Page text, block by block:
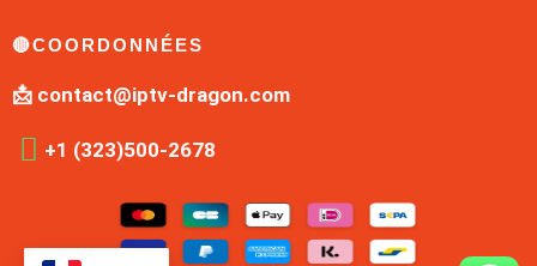
🔴COORDONNÉES
📩 contact@iptv-dragon.com
+1 (323)500-2678